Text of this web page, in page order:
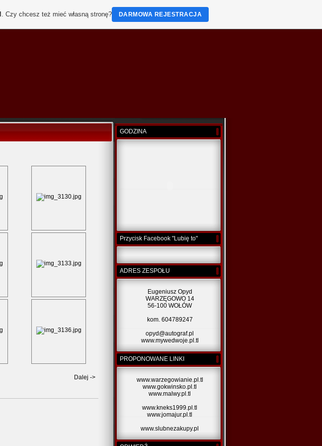
Dalej ->
GODZINA
Przycisk Facebook "Lubię to"
ADRES ZESPOŁU
Eugeniusz Opyd
WARZĘGOWO 14
56-100 WOŁÓW
kom. 604789247
opyd@autograf.pl
www.mywedwoje.pl.tl
PROPONOWANE LINKI
www.warzegowianie.pl.tl
www.gokwinsko.pl.tl
www.malwy.pl.tl
www.kneks1999.pl.tl
www.jomajur.pl.tl
www.slubnezakupy.pl
. Czy chcesz też mieć własną stronę? DARMOWA REJESTRACJA